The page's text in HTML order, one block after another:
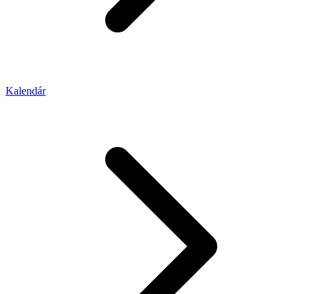
Kalendár